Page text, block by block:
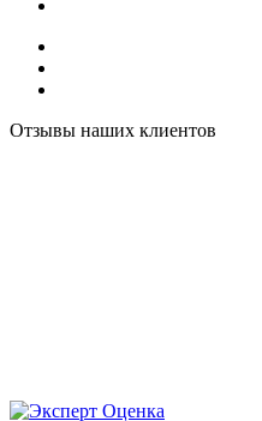
Отзывы наших клиентов